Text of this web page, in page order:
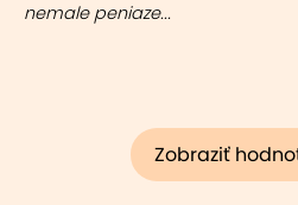
nemale peniaze...
Zobraziť